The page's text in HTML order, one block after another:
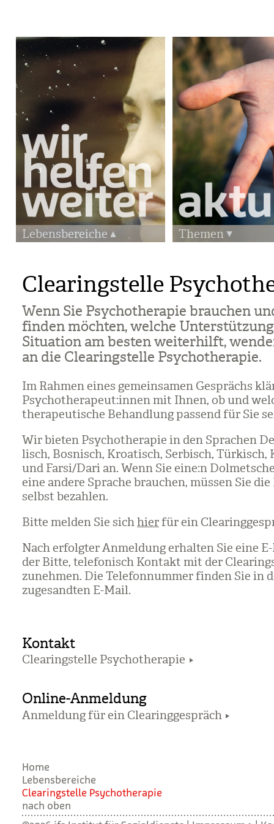
Lebensbereiche Themen
Clearingstelle
Wenn Sie Psy­cho­the­ra­pie brau­chen
fin­den möch­ten, wel­che
Situa­tion am bes­ten wei­ter­hilft,
an die Clea­ring­stelle Psy­cho­the­ra­pie.
Im Rah­men eines gemein­sa­men Gesprächs
Psy­cho­the­ra­peut:innen mit Ihnen, ob und
the­ra­peu­ti­sche Behand­lung pas­send für Sie
Wir bie­ten Psy­cho­the­ra­pie in den Spra­chen
lisch, Bos­nisch, Kroa­tisch, Ser­bisch, Tür­kisch,
und Farsi/​Dari an. Wenn Sie eine:n
eine andere Spra­che brau­chen, müs­sen Sie
selbst bezah­len.
Bitte mel­den Sie sichhierfür ein
Nach erfolg­ter Anmel­dung erhal­ten Sie eine
der Bitte, tele­fo­nisch Kon­takt mit der
zu­neh­men. Die Tele­fon­num­mer fin­den Sie in
zuge­sand­ten E-Mail.
Kontakt
Clearingstelle Psychotherapie
Online-Anmeldung
Anmeldung für ein Clearinggespräch
Home
Lebensbereiche
Clea­ring­stelle Psy­cho­the­ra­pie
nach oben